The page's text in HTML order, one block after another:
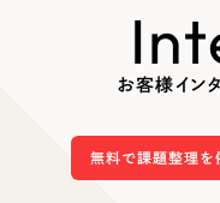
お客様イン
無料で課題整理を